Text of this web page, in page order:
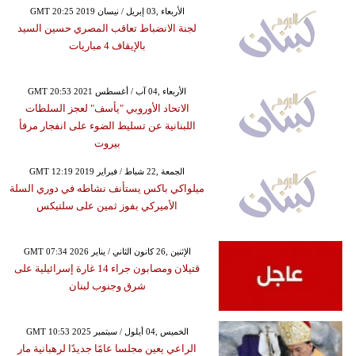
GMT 20:25 2019 الأربعاء ,03 إبريل / نيسان
لجنة الانضباط تعاقب المصري حسين السيد
بالإيقاف 4 مباريات
GMT 20:53 2021 الأربعاء ,04 آب / أغسطس
الاتحاد الأوروبي "يأسف" لعجز السلطات
اللبنانية عن تسليط الضوء على انفجار مرفأ
بيروت
GMT 12:19 2019 الجمعة ,22 شباط / فبراير
ميلواكي باكس يستأنف نشاطه في دوري السلة
الأميركي بفوز ثمين على سلتيكس
GMT 07:34 2026 الإثنين ,26 كانون الثاني / يناير
قتيلان ومصابون جراء 14 غارة إسرائيلية على
شرق وجنوب لبنان
GMT 10:53 2025 الخميس ,04 أيلول / سبتمبر
الراعي يعين مجلسا عامًا جديدًا لرهبانية مار